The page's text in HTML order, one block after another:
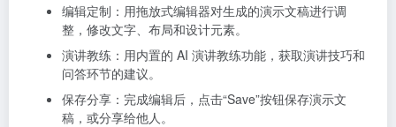
编辑定制：用拖放式编辑器对生成的演示文稿进行调
整，修改文字、布局和设计元素。
演讲教练：用内置的 AI 演讲教练功能，获取演讲技巧和
问答环节的建议。
保存分享：完成编辑后，点击“Save”按钮保存演示文
稿，或分享给他人。